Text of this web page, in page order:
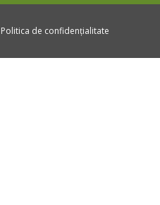
Politica de confidențialitate